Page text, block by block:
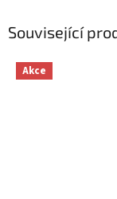
Související
Akce